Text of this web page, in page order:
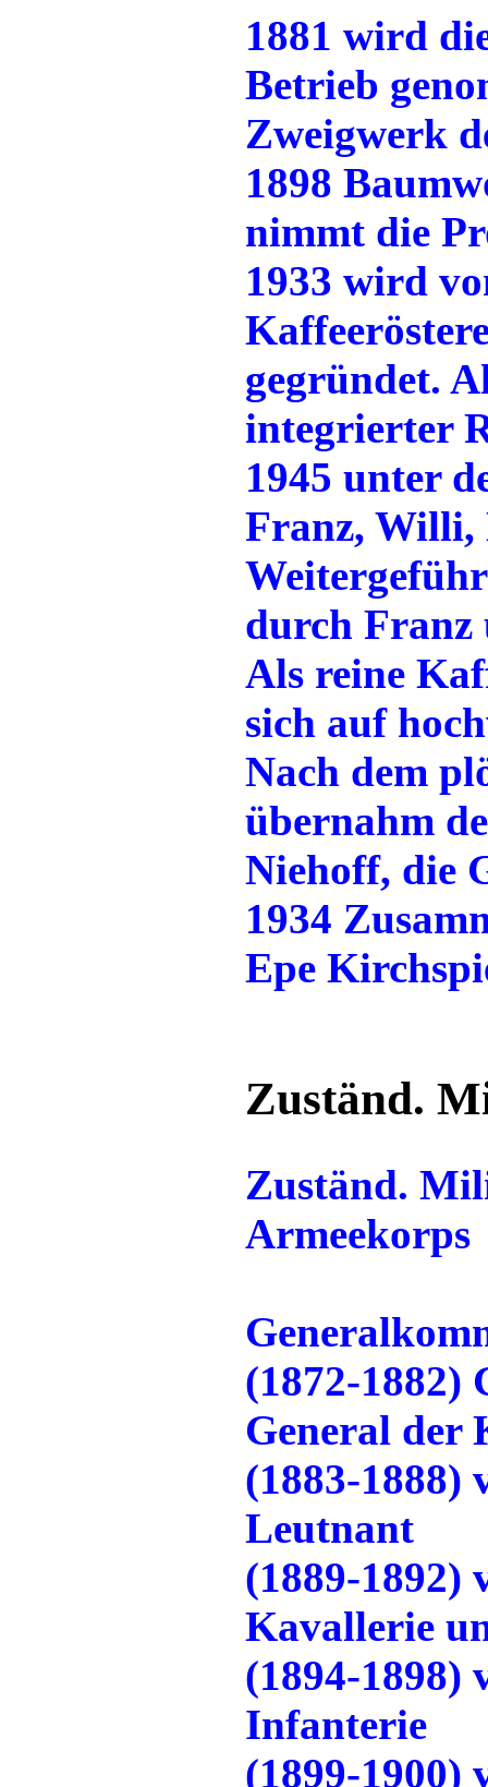
1881 wird
Betrieb
Zweigwerk
1898
nimmt die
1933 wird
gegründet.
integrierter
1945 unter
Franz, Willi,
durch Franz
Als reine
sich auf
Nach dem
übernahm
Niehoff, die
1934
Epe
Zuständ.
Zuständ.
Armeekorps
(1872-1882)
General der
(1883-1888)
Leutnant
(1889-1892)
Kavallerie
(1894-1898)
Infanterie
(1899-1900)